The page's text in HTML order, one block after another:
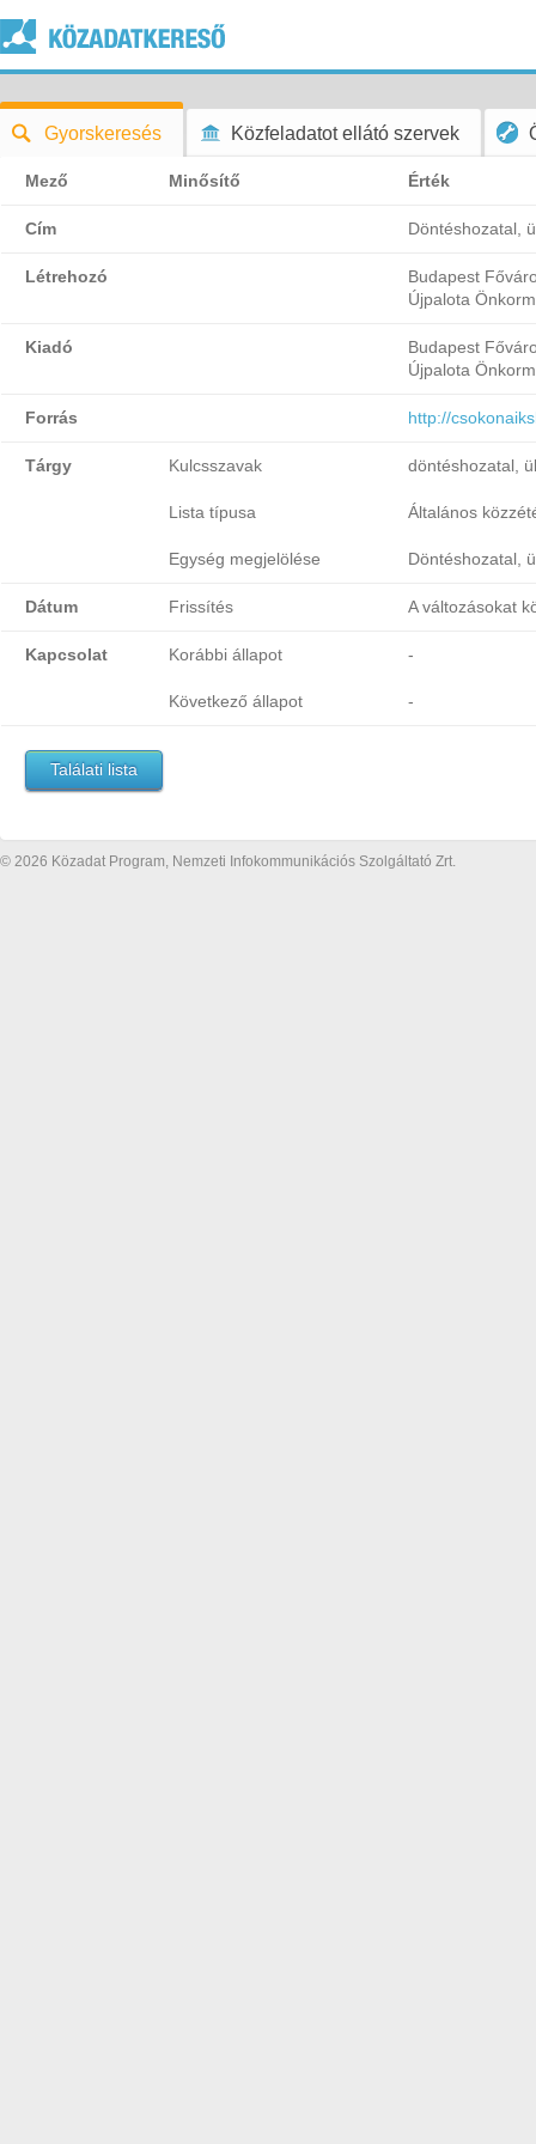
Gyorskeresés Közfeladatot ellátó szervek
Mező Minősítő Érték
Cím Döntéshozatal,
Létrehozó
Budapest
Újpalota
Kiadó
Budapest
Újpalota
Forrás http://
Tárgy Kulcsszavak döntéshozatal,
Lista típusa Általános
Egység megjelölése Döntéshozatal,
Dátum Frissítés A változásokat
Kapcsolat Korábbi állapot -
Következő állapot -
Találati lista
© 2026 Közadat Program, Nemzeti Infokommunikációs Szolgáltató Zrt.